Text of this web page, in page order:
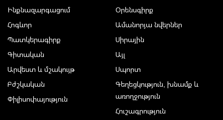
Ինքնազարգացում
Հոգևոր
Պատկերագիրք
Գիտական
Արվեստ և մշակույթ
Բժշկական
Փիլիսոփայություն
Օրենսգիրք
Ամանորյա նվերներ
Սիրային
Այլ
Սպորտ
Գեղեցկություն, խնամք և
առողջություն
Հուշագրություն